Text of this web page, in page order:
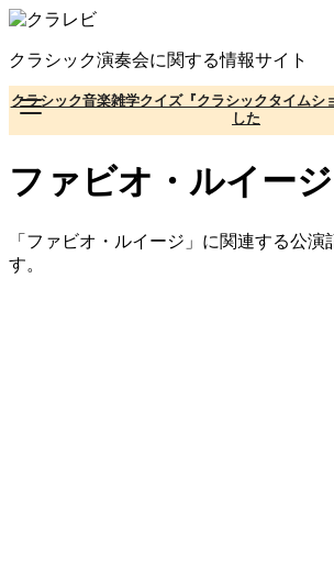
コ
テ
ン
ツ
へ
動
クラシック演奏会に関する情報サイト
クラシック音楽雑学クイズ『クラシックタイムシ
した
ファビオ・ルイージ
「ファビオ・ルイージ」に関連する公
す。